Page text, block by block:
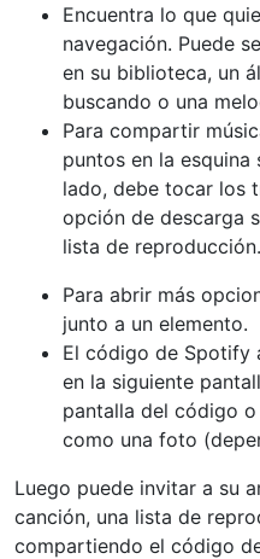
Encuentra lo que
navegación. Puede
en su biblioteca, un
buscando o una
Para compartir
puntos en la
lado, debe tocar los
opción de descarga
lista de reproducción.
Para abrir más
junto a un elemento.
El código de Spotify
en la siguiente
pantalla del código
como una foto
Luego puede invitar a su
canción, una lista de
compartiendo el código